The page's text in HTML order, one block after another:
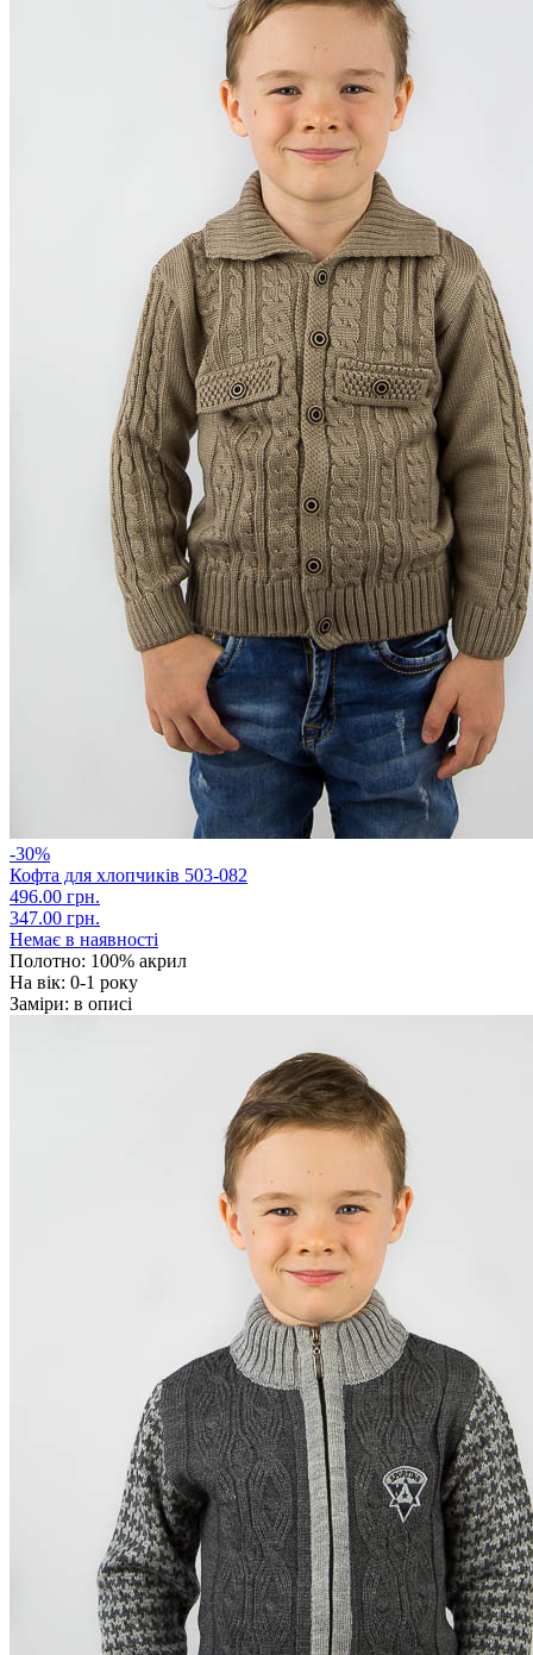
-30%
Кофта для хлопчиків 503-082
496.00 грн.
347.00 грн.
Немає в наявності
Полотно: 100% акрил
На вік: 0-1 року
Заміри: в описі